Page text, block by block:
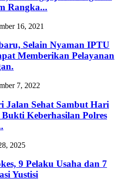
Rangka...
16, 2021
Selain Nyaman IPTU
Memberikan Pelayanan
7, 2022
Jalan Sehat Sambut Hari
Keberhasilan Polres
2025
9 Pelaku Usaha dan 7
Yustisi